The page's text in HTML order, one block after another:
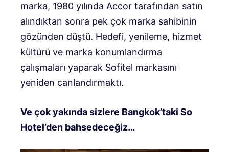
marka, 1980 yılında Accor tarafından satın
alındıktan sonra pek çok marka sahibinin
gözünden düştü. Hedefi, yenileme, hizmet
kültürü ve marka konumlandırma
çalışmaları yaparak Sofitel markasını
yeniden canlandırmaktı.
Ve çok yakında sizlere Bangkok’taki So
Hotel’den bahsedeceğiz…